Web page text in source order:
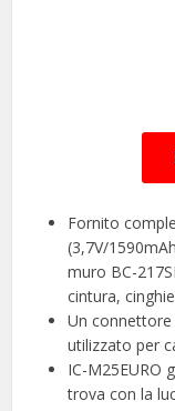
Fornito
(3,7V/
muro BC-
cintura,
Un
utilizzato per
IC-M25EURO
trova con la